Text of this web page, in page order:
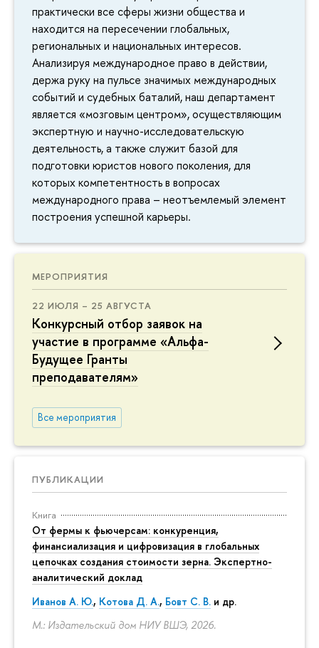
практически все сферы жизни общества и
находится на пересечении глобальных,
региональных и национальных интересов.
Анализируя международное право в действии,
держа руку на пульсе значимых международных
событий и судебных баталий, наш департамент
является «мозговым центром», осуществляющим
экспертную и научно-исследовательскую
деятельность, а также служит базой для
подготовки юристов нового поколения, для
которых компетентность в вопросах
международного права – неотъемлемый элемент
построения успешной карьеры.
МЕРОПРИЯТИЯ
22 ИЮЛЯ – 25 АВГУСТА
Конкурсный отбор заявок на
участие в программе «Альфа-
Будущее Гранты
преподавателям»
Все мероприятия
ПУБЛИКАЦИИ
Книга
От фермы к фьючерсам: конкуренция,
финансиализация и цифровизация в глобальных
цепочках создания стоимости зерна. Экспертно-
аналитический доклад
Иванов А. Ю., Котова Д. А., Бовт С. В. и др.
М.: Издательский дом НИУ ВШЭ, 2026.